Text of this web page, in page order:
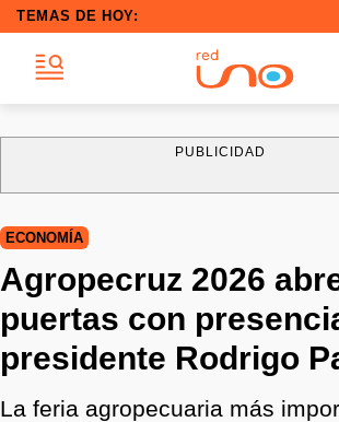
TEMAS DE HOY:
PUBLICIDAD
ECONOMÍA
Agropecruz 2026
puertas con
presidente Rodrigo
La feria agropecuaria más